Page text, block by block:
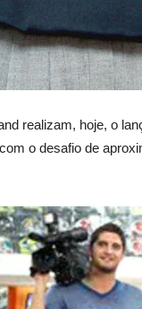
realizam, hoje, o
o desafio de